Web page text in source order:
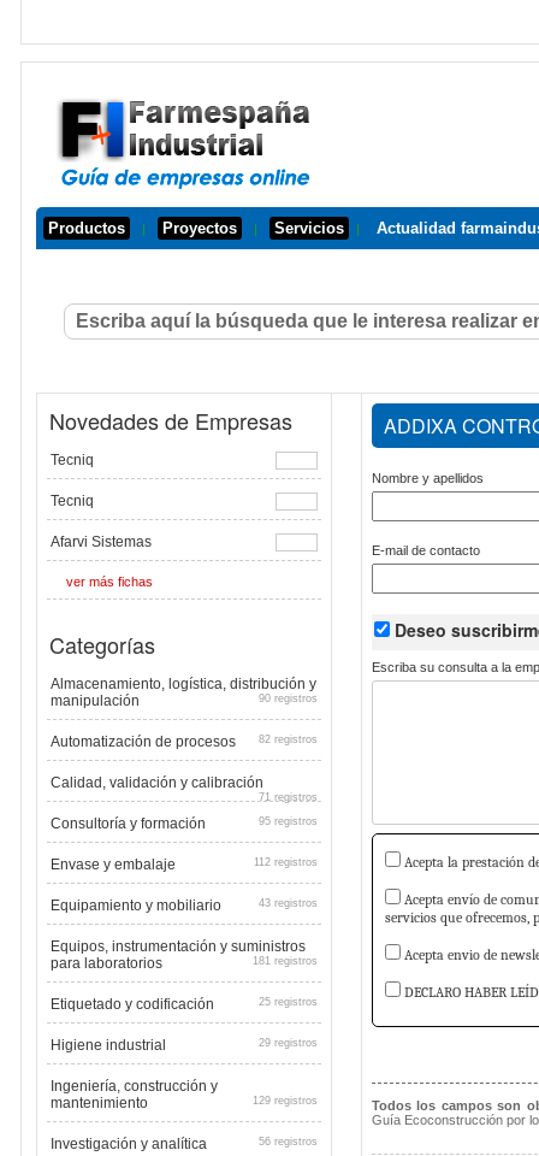
Productos | Proyectos | Servicios | Actualidad
Novedades de Empresas
Tecniq
Tecniq
Afarvi Sistemas
ver más fichas
Categorías
Almacenamiento, logística, distribución y
manipulación
90 registros
Automatización de procesos 82 registros
Calidad, validación y calibración
71 registros
Consultoría y formación 95 registros
Envase y embalaje 112 registros
Equipamiento y mobiliario 43 registros
Equipos, instrumentación y suministros
para laboratorios
181 registros
Etiquetado y codificación 25 registros
Higiene industrial 29 registros
Ingeniería, construcción y
mantenimiento
129 registros
Investigación y analítica 56 registros
ADDIXA
Nombre y apellidos
E-mail de contacto
Deseo
Escriba su consulta a la
Acepta la prestación
Acepta envío de
servicios que ofrecemos,
Acepta envio de
DECLARO HABER
Todos los campos son
Guía Ecoconstrucción por